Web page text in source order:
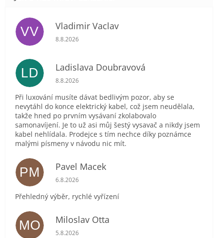
VV Vladimir Vaclav
Hodnocení obchodu je 5 z 5 hvězdiček.
8.8.2026
LD Ladislava Doubravová
Hodnocení obchodu je 2 z 5 hvězdiček.
8.8.2026
Při luxování musíte dávat bedlivým pozor, aby se
nevytáhl do konce elektrický kabel, což jsem neudělala,
takže hned po prvním vysávaní zkolabovalo
samonavíjení. Je to už asi můj šestý vysavač a nikdy jsem
kabel nehlídala. Prodejce s tím nechce díky poznámce
malými písmeny v návodu nic mít.
PM Pavel Macek
Hodnocení obchodu je 5 z 5 hvězdiček.
6.8.2026
Přehledný výběr, rychlé vyřízení
MO Miloslav Otta
Hodnocení obchodu je 5 z 5 hvězdiček.
5.8.2026